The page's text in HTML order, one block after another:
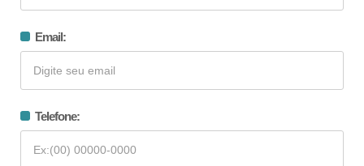
Email:
Telefone: